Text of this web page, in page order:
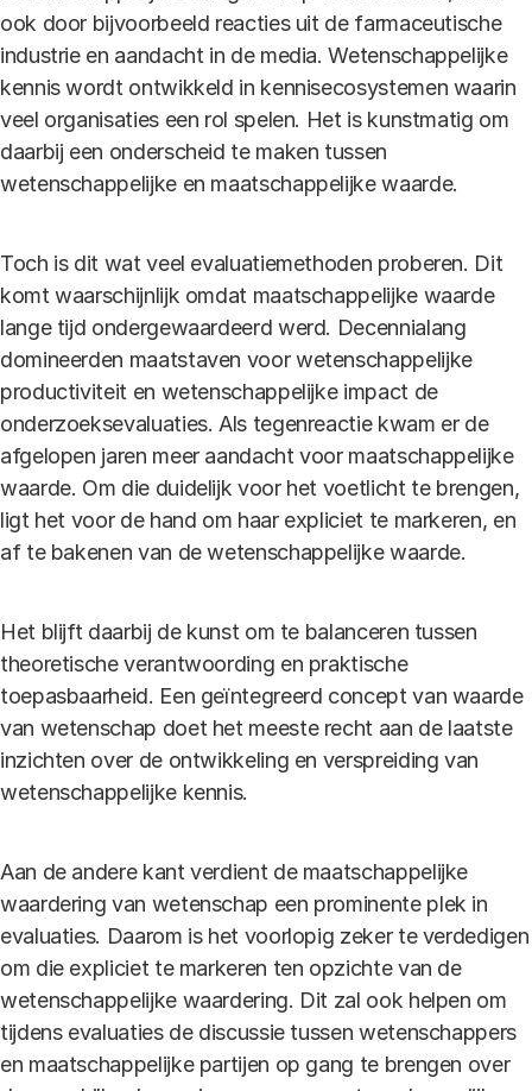
ook door bijvoorbeeld reacties uit de farmaceutische
industrie en aandacht in de media. Wetenschappelijke
kennis wordt ontwikkeld in kennisecosystemen waarin
veel organisaties een rol spelen. Het is kunstmatig om
daarbij een onderscheid te maken tussen
wetenschappelijke en maatschappelijke waarde.
Toch is dit wat veel evaluatiemethoden proberen. Dit
komt waarschijnlijk omdat maatschappelijke waarde
lange tijd ondergewaardeerd werd. Decennialang
domineerden maatstaven voor wetenschappelijke
productiviteit en wetenschappelijke impact de
onderzoeksevaluaties. Als tegenreactie kwam er de
afgelopen jaren meer aandacht voor maatschappelijke
waarde. Om die duidelijk voor het voetlicht te brengen,
ligt het voor de hand om haar expliciet te markeren, en
af te bakenen van de wetenschappelijke waarde.
Het blijft daarbij de kunst om te balanceren tussen
theoretische verantwoording en praktische
toepasbaarheid. Een geïntegreerd concept van waarde
van wetenschap doet het meeste recht aan de laatste
inzichten over de ontwikkeling en verspreiding van
wetenschappelijke kennis.
Aan de andere kant verdient de maatschappelijke
waardering van wetenschap een prominente plek in
evaluaties. Daarom is het voorlopig zeker te verdedigen
om die expliciet te markeren ten opzichte van de
wetenschappelijke waardering. Dit zal ook helpen om
tijdens evaluaties de discussie tussen wetenschappers
en maatschappelijke partijen op gang te brengen over